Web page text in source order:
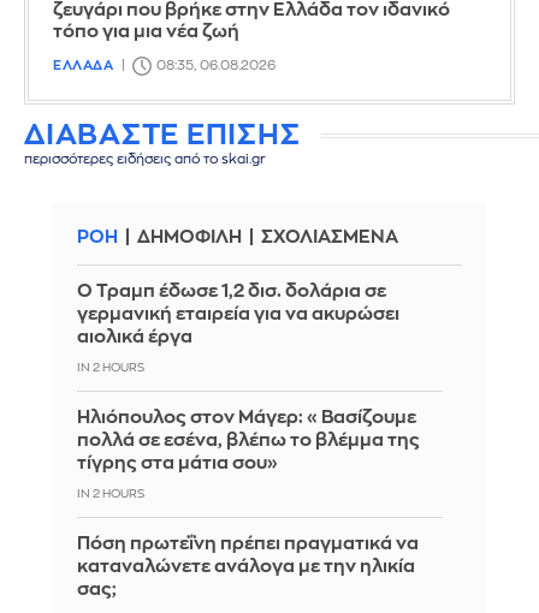
ζευγάρι που βρήκε στην Ελλάδα τον ιδανικό
τόπο για μια νέα ζωή
ΕΛΛΑΔΑ 08:35, 06.08.2026
ΔΙΑΒΑΣΤΕ ΕΠΙΣΗΣ
περισσότερες ειδήσεις από το skai.gr
ΡΟΗ ΔΗΜΟΦΙΛΗ ΣΧΟΛΙΑΣΜΕΝΑ
Ο Τραμπ έδωσε 1,2 δισ. δολάρια σε
γερμανική εταιρεία για να ακυρώσει
αιολικά έργα
IN 2 HOURS
Ηλιόπουλος στον Μάγερ: «Βασίζουμε
πολλά σε εσένα, βλέπω το βλέμμα της
τίγρης στα μάτια σου»
IN 2 HOURS
Πόση πρωτεΐνη πρέπει πραγματικά να
καταναλώνετε ανάλογα με την ηλικία
σας;